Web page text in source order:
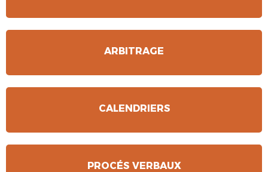
ARBITRAGE
CALENDRIERS
PROCÉS VERBAUX